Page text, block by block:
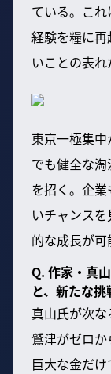
ている。これ
経験を糧に
いことの表れ
東京一極集
でも健全な
を招く。企
いチャンス
的な成長が可
Q. 作家・真
と、新たな挑
真山氏が次な
鷲津がゼロか
巨大な金だ